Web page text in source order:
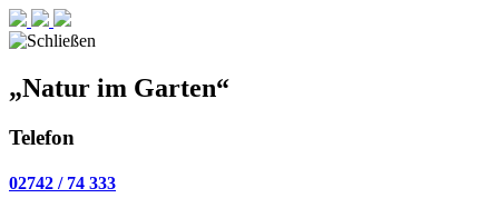
„Natur im Garten“
Telefon
02742 / 74 333